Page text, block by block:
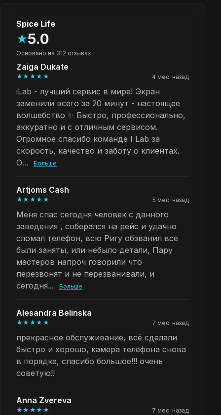
Spice Life
★5.0
Основано на 312 отзывах
Zaiga Dukate
★★★★★ 4 мес. назад
iLab - лучший сервис в мире! Экран
заменили всего за 20 минут - настоящее
волшебство ✨ Быстро, профессионально,
аккуратно и с отличным сервисом.
Огромное спасибо команде I Lab за
скорость, качество и заботу о клиентах.
О...
Больше
Artjoms Cash
★★★★★ 5 мес. назад
Меня спас сегодня человек с данного
заведения , соберался на рейс и удачно
сломал телефон, всю Ригу обзванил все
были заняты, или небыло детали, Пару
мастеров напроч говорили что
перезвонят и не перезванивали, и
сегодня...
Больше
Alesandra Belinska
★★★★★ 7 мес. назад
прекрасное обслуживание, всё сделали
быстро и хорошо, камера телефона снова
в порядке, спасибо большое!!! очень
советую!!
Anna Zvereva
★★★★★ 7 мес. назад